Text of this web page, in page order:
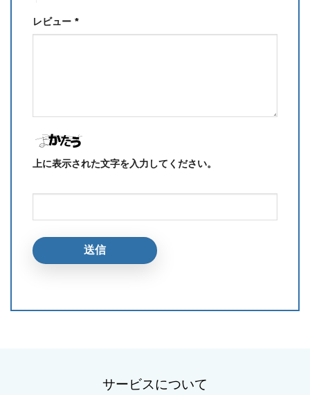
レビュー *
上に表示された文字を入力してください。
サービスについて